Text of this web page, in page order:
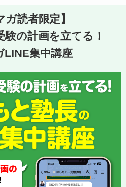
ガ読者限定】
験の計画を立てる！
LINE集中講座